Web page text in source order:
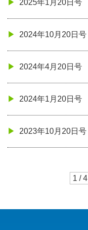
2025年1月20日号
2024年10月20日号
2024年4月20日号
2024年1月20日号
2023年10月20日号
1 / 4